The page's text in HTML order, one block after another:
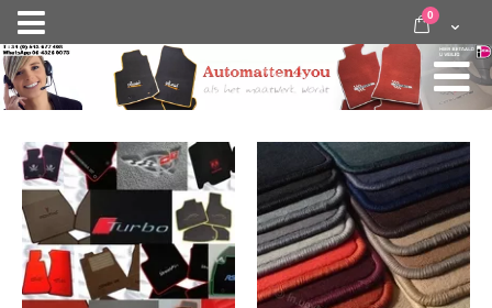
Nav
activeren
door
inhoud
Cart
0 items